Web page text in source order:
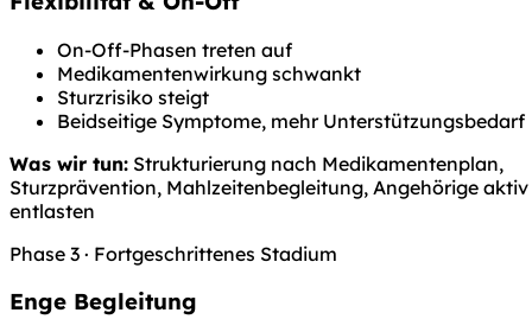
On-Off-Phasen treten auf
Medikamentenwirkung schwankt
Sturzrisiko steigt
Beidseitige Symptome, mehr Unterstützungsbedarf
Was wir tun: Strukturierung nach Medikamentenplan,
Sturzprävention, Mahlzeitenbegleitung, Angehörige aktiv
entlasten
Phase 3 · Fortgeschrittenes Stadium
Enge Begleitung